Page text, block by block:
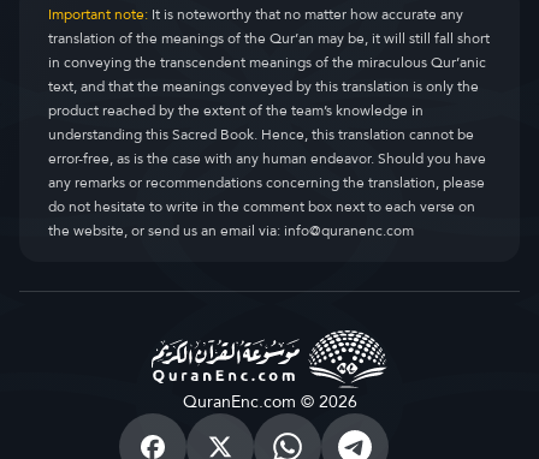
Important note:It is noteworthy that no matter how accurate any
translation of the meanings of the Qur’an may be, it will still fall short
in conveying the transcendent meanings of the miraculous Qur’anic
text, and that the meanings conveyed by this translation is only the
product reached by the extent of the team’s knowledge in
understanding this Sacred Book. Hence, this translation cannot be
error-free, as is the case with any human endeavor. Should you have
any remarks or recommendations concerning the translation, please
do not hesitate to write in the comment box next to each verse on
the website, or send us an email via:info@quranenc.com
QuranEnc.com © 2026